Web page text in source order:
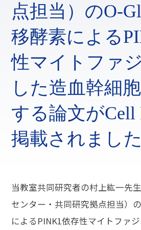
点担当）のO-
移酵素による
性マイトファ
した造血幹細
する論文がCell
掲載されました
当教室共同研究者の村上紘一先
センター・共同研究拠点担当）
によるPINK1依存性マイトファ